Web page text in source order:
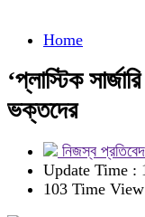
Home
‘প্লাস্টিক
ভক্তদের
নিজস্ব
Update Time :
103 Time View